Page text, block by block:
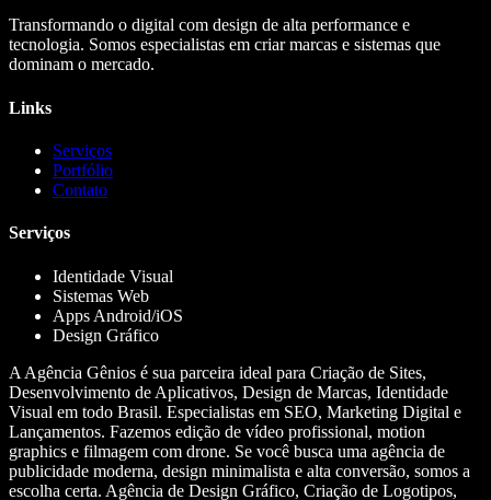
Transformando o digital com design de alta performance e
tecnologia. Somos especialistas em criar marcas e sistemas que
dominam o mercado.
Links
Serviços
Portfólio
Contato
Serviços
Identidade Visual
Sistemas Web
Apps Android/iOS
Design Gráfico
A Agência Gênios é sua parceira ideal para Criação de Sites,
Desenvolvimento de Aplicativos, Design de Marcas, Identidade
Visual em todo Brasil. Especialistas em SEO, Marketing Digital e
Lançamentos. Fazemos edição de vídeo profissional, motion
graphics e filmagem com drone. Se você busca uma agência de
publicidade moderna, design minimalista e alta conversão, somos a
escolha certa. Agência de Design Gráfico, Criação de Logotipos,